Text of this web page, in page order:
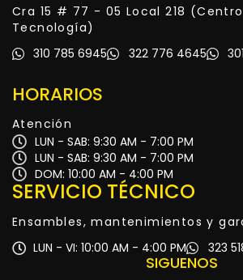
Cra 15 # 77 - 05 Local 218
Tecnología)
310 785 6945
322 776 4645
HORARIOS
Atención
LUN - SAB: 9:30 AM - 7:00 PM
LUN - SAB: 9:30 AM - 7:00 PM
DOM: 10:00 AM - 4:00 PM
SERVICIO TÉCNICO
Ensambles, mantenimientos y
LUN - VI: 10:00 AM - 4:00 PM
323
SIGUENOS